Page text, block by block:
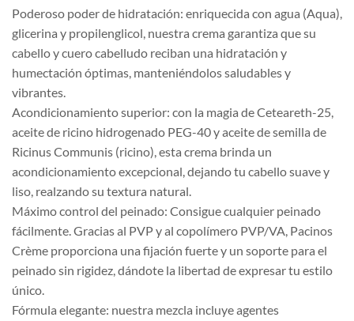
Poderoso poder de hidratación: enriquecida con agua (Aqua),
glicerina y propilenglicol, nuestra crema garantiza que su
cabello y cuero cabelludo reciban una hidratación y
humectación óptimas, manteniéndolos saludables y
vibrantes.
Acondicionamiento superior: con la magia de Ceteareth-25,
aceite de ricino hidrogenado PEG-40 y aceite de semilla de
Ricinus Communis (ricino), esta crema brinda un
acondicionamiento excepcional, dejando tu cabello suave y
liso, realzando su textura natural.
Máximo control del peinado: Consigue cualquier peinado
fácilmente. Gracias al PVP y al copolímero PVP/VA, Pacinos
Crème proporciona una fijación fuerte y un soporte para el
peinado sin rigidez, dándote la libertad de expresar tu estilo
único.
Fórmula elegante: nuestra mezcla incluye agentes